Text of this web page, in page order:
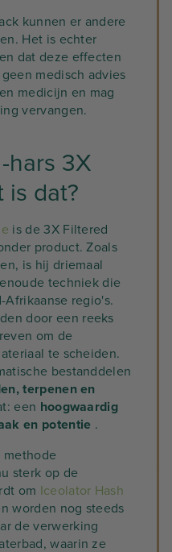
kunnen er andere
Het is echter
dat deze effecten
medisch advies
medicijn en mag
vervangen.
hars 3X
is dat?
is de 3X Filtered
product. Zoals
is hij driemaal
techniek die
regio's.
door een reeks
om de
te scheiden.
bestanddelen
terpenen en
een hoogwaardig
en potentie .
sterk op de
om Iceolator Hash
worden nog steeds
de verwerking
waarin ze